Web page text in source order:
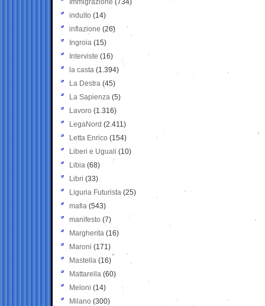
Immigrazione (734)
indulto (14)
inflazione (26)
Ingroia (15)
Interviste (16)
la casta (1.394)
La Destra (45)
La Sapienza (5)
Lavoro (1.316)
LegaNord (2.411)
Letta Enrico (154)
Liberi e Uguali (10)
Libia (68)
Libri (33)
Liguria Futurista (25)
mafia (543)
manifesto (7)
Margherita (16)
Maroni (171)
Mastella (16)
Mattarella (60)
Meloni (14)
Milano (300)